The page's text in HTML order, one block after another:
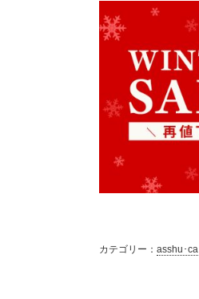
カテゴリー： asshu･ca